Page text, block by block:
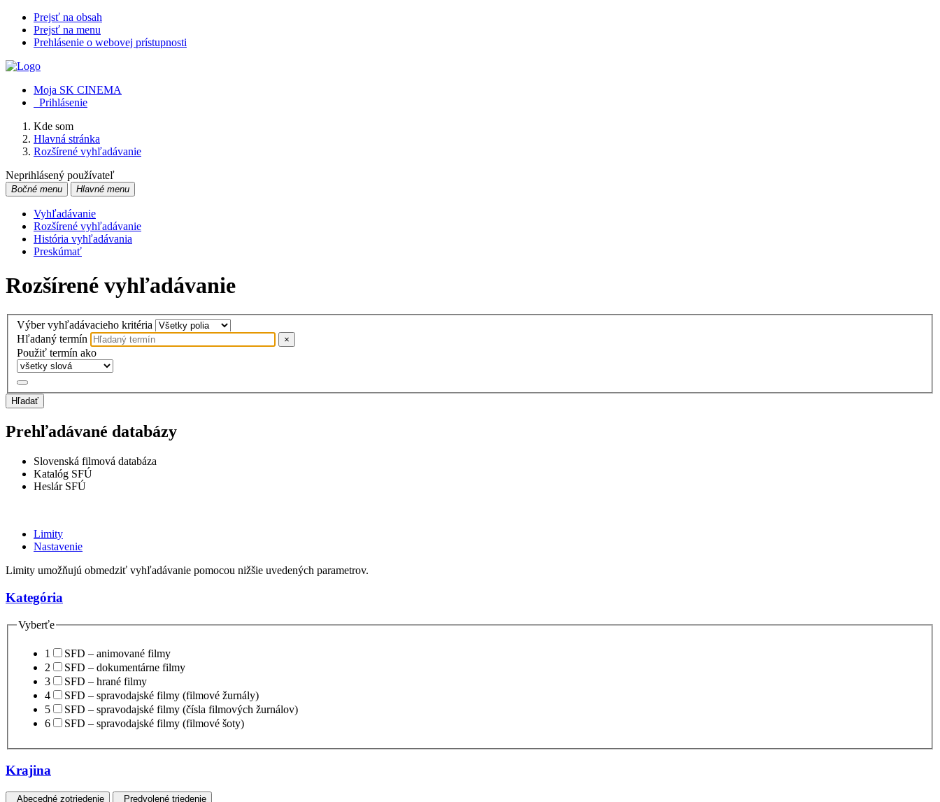
Prejsť na obsah
Prejsť na menu
Prehlásenie o webovej prístupnosti
Moja SK CINEMA
Prihlásenie
Kde som
Hlavná stránka
Rozšírené vyhľadávanie
Neprihlásený používateľ
Bočné menu Hlavné menu
Vyhľadávanie
Rozšírené vyhľadávanie
História vyhľadávania
Preskúmať
Rozšírené vyhľadávanie
Výber vyhľadávacieho kritéria
Hľadaný termín
×
Použiť termín ako
Hľadať
Prehľadávané databázy
Slovenská filmová databáza
Katalóg SFÚ
Heslár SFÚ
Limity
Nastavenie
Limity umožňujú obmedziť vyhľadávanie pomocou nižšie uvedených parametrov.
Kategória
Vyberťe
1
SFD – animované filmy
2
SFD – dokumentárne filmy
3
SFD – hrané filmy
4
SFD – spravodajské filmy (filmové žurnály)
5
SFD – spravodajské filmy (čísla filmových žurnálov)
6
SFD – spravodajské filmy (filmové šoty)
Krajina
Abecedné zotriedenie Predvolené triedenie